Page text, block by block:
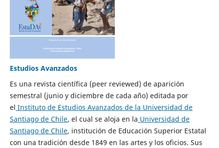
Estudios Avanzados
Es una revista científica (peer reviewed) de aparición
semestral (junio y diciembre de cada año) editada por
el Instituto de Estudios Avanzados de la Universidad de
Santiago de Chile, el cual se aloja en la Universidad de
Santiago de Chile, institución de Educación Superior Estatal
con una tradición desde 1849 en las artes y los oficios. Sus